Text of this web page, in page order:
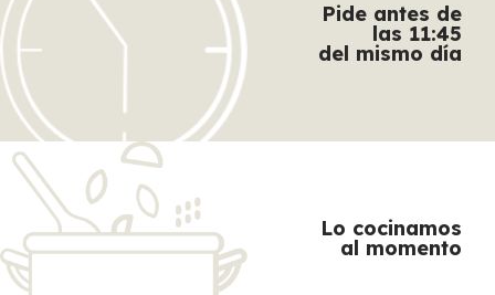
Pide antes de
las 11:45
del mismo día
Lo cocinamos
al momento